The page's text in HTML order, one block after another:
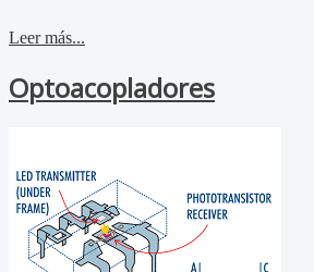
Leer más...
Optoacopladores